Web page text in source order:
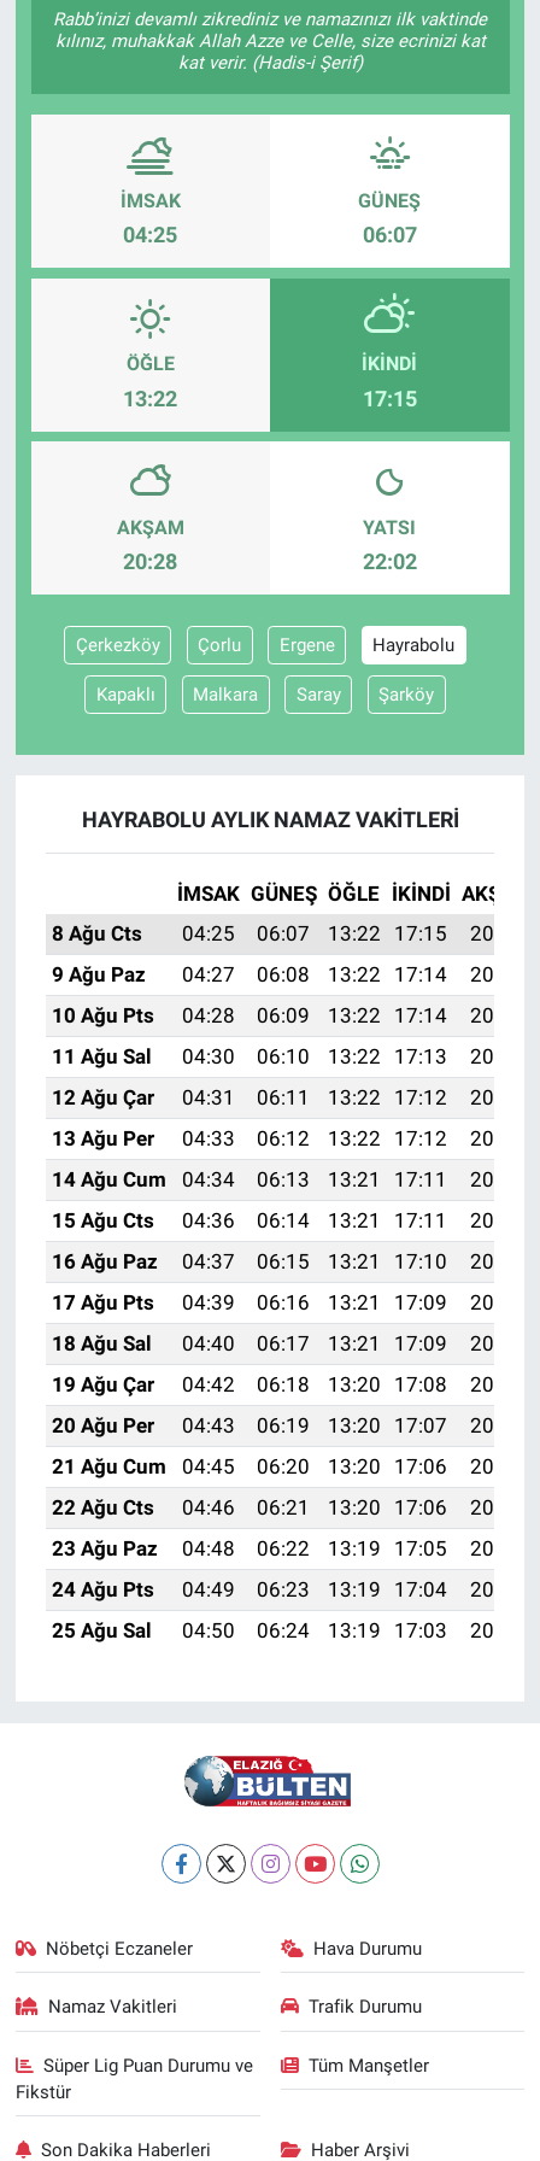
Rabb’inizi devamlı zikrediniz ve namazınızı ilk vaktinde
kılınız, muhakkak Allah Azze ve Celle, size ecrinizi kat
kat verir. (Hadis-i Şerif)
İMSAK
04:25
GÜNEŞ
06:07
ÖĞLE
13:22
İKINDI
17:15
AKŞAM
20:28
YATSI
22:02
Çerkezköy Çorlu Ergene Hayrabolu
Kapaklı Malkara Saray Şarköy
HAYRABOLU AYLIK NAMAZ VAKITLERI
İMSAK GÜNEŞ ÖĞLE İKINDI AKŞAM
8 Ağu Cts
04:25 06:07 13:22 17:15
20:28
9 Ağu Paz
04:27 06:08 13:22 17:14
20:27
10 Ağu Pts
04:28 06:09 13:22 17:14
20:25
11 Ağu Sal
04:30 06:10 13:22 17:13
20:24
12 Ağu Çar
04:31 06:11 13:22 17:12
20:23
13 Ağu Per
04:33 06:12 13:22 17:12
20:21
14 Ağu Cum
04:34 06:13 13:21 17:11
20:20
15 Ağu Cts
04:36 06:14 13:21 17:11
20:19
16 Ağu Paz
04:37 06:15 13:21 17:10
20:17
17 Ağu Pts
04:39 06:16 13:21 17:09
20:16
18 Ağu Sal
04:40 06:17 13:21 17:09
20:14
19 Ağu Çar
04:42 06:18 13:20 17:08
20:13
20 Ağu Per
04:43 06:19 13:20 17:07
20:12
21 Ağu Cum
04:45 06:20 13:20 17:06
20:10
22 Ağu Cts
04:46 06:21 13:20 17:06
20:09
23 Ağu Paz
04:48 06:22 13:19 17:05
20:07
24 Ağu Pts
04:49 06:23 13:19 17:04
20:06
25 Ağu Sal
04:50 06:24 13:19 17:03 20:04
Nöbetçi Eczaneler Hava Durumu
Namaz Vakitleri Trafik Durumu
Süper Lig Puan Durumu ve
Fikstür
Tüm Manşetler
Son Dakika Haberleri Haber Arşivi
Sağlıklı Yaşam
Yaşam